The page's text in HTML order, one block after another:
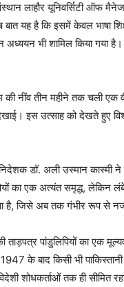
संस्थान लाहौर यूनिवर्सिटी
बात यह है कि इसमें केवल भाषा
अध्ययन भी शामिल किया गया
नींव तीन महीने तक चली एक
इस उत्साह को देखते हुए
डॉ. अली उस्मान कास्मी ने द
का एक अत्यंत समृद्ध, लेकिन
है, जिसे अब तक गंभीर रूप से
पांडुलिपियों का एक
1947 के बाद किसी भी
शोधकर्ताओं तक ही सीमित